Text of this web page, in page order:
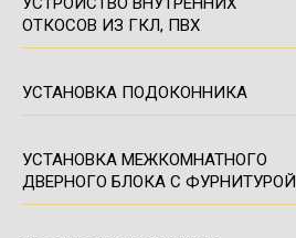
ОТКОСОВ ИЗ ГКЛ, ПВХ
УСТАНОВКА ПОДОКОННИКА
УСТАНОВКА МЕЖКОМНАТНОГО
ДВЕРНОГО БЛОКА С ФУРНИТУРОЙ